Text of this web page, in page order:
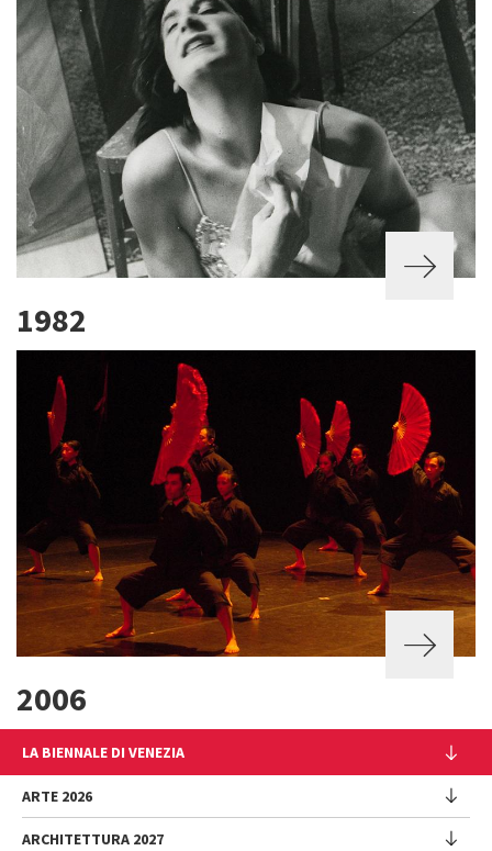
1982
2006
LA BIENNALE DI VENEZIA
L'Istituzione
Cariche istituzionali
ARTE 2026
Esposizione
ARCHITETTURA 2027